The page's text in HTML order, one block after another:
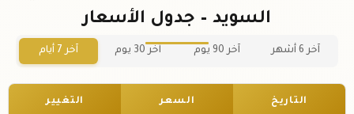
السويد – جدول الأسعار
آخر 6 أشهر آخر 90 يوم آخر 30 يوم آخر 7 أيام
التاريخ السعر التغيير